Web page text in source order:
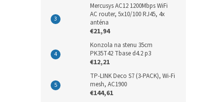
Mercusys AC12 1200Mbps WiFi
AC router, 5x10/100 RJ45, 4x
anténa
€21,94
Konzola na stenu 35cm
PK35T42 Tbase d4.2 p3
€12,21
TP-LINK Deco S7 (3-PACK), Wi-Fi
mesh, AC1900
€144,61